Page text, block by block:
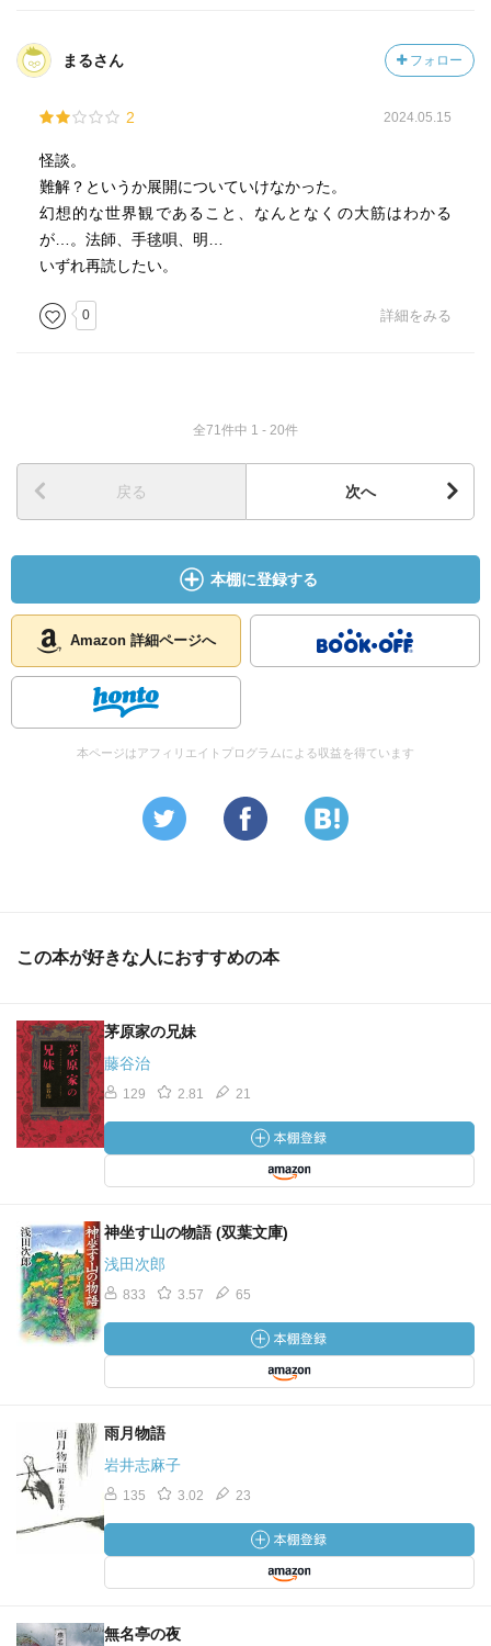
まるさん フォロー
2 2024.05.15
怪談。
難解？というか展開についていけなかった。
幻想的な世界観であること、なんとなくの大筋はわかる
が…。法師、手毬唄、明…
いずれ再読したい。
0 詳細をみる
全71件中 1 - 20件
戻る 次へ
本棚に登録する
Amazon 詳細ページへ
本ページはアフィリエイトプログラムによる収益を得ています
この本が好きな人におすすめの本
茅原家の兄妹
藤谷治
129 2.81 21
神坐す山の物語 (双葉文庫)
浅田次郎
833 3.57 65
雨月物語
岩井志麻子
135 3.02 23
無名亭の夜